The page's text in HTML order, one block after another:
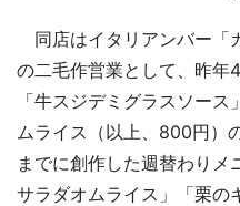
同店はイタリアンバー「
の二毛作営業として、昨
「牛スジデミグラスソー
ムライス（以上、800円）
までに創作した週替わりメ
サラダオムライス」「栗の